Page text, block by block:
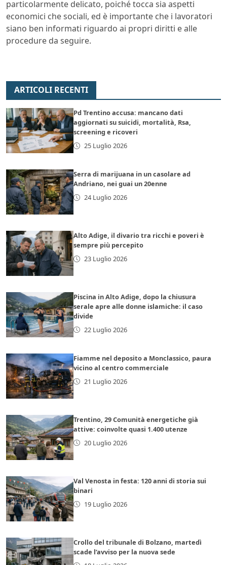
particolarmente delicato, poiché tocca sia aspetti
economici che sociali, ed è importante che i lavoratori
siano ben informati riguardo ai propri diritti e alle
procedure da seguire.
ARTICOLI RECENTI
Pd Trentino accusa: mancano dati
aggiornati su suicidi, mortalità, Rsa,
screening e ricoveri
25 Luglio 2026
Serra di marijuana in un casolare ad
Andriano, nei guai un 20enne
24 Luglio 2026
Alto Adige, il divario tra ricchi e poveri è
sempre più percepito
23 Luglio 2026
Piscina in Alto Adige, dopo la chiusura
serale apre alle donne islamiche: il caso
divide
22 Luglio 2026
Fiamme nel deposito a Monclassico, paura
vicino al centro commerciale
21 Luglio 2026
Trentino, 29 Comunità energetiche già
attive: coinvolte quasi 1.400 utenze
20 Luglio 2026
Val Venosta in festa: 120 anni di storia sui
binari
19 Luglio 2026
Crollo del tribunale di Bolzano, martedì
scade l’avviso per la nuova sede